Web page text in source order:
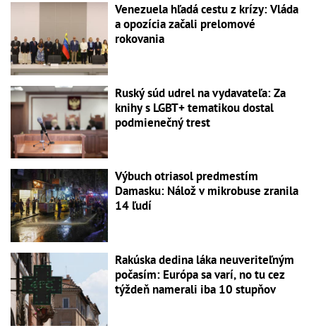
Venezuela hľadá cestu z krízy: Vláda
a opozícia začali prelomové
rokovania
Ruský súd udrel na vydavateľa: Za
knihy s LGBT+ tematikou dostal
podmienečný trest
Výbuch otriasol predmestím
Damasku: Nálož v mikrobuse zranila
14 ľudí
Rakúska dedina láka neuveriteľným
počasím: Európa sa varí, no tu cez
týždeň namerali iba 10 stupňov